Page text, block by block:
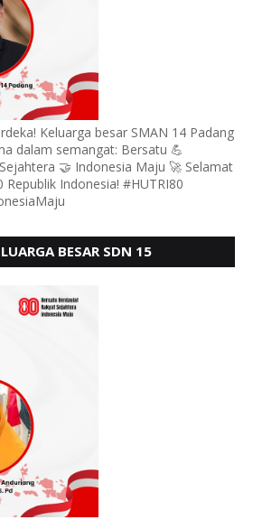
Keluarga besar SMAN 14 Padang
dalam semangat: Bersatu 💪
🤝 Indonesia Maju 🚀 Selamat
Republik Indonesia! #HUTRI80
BESAR SDN 15